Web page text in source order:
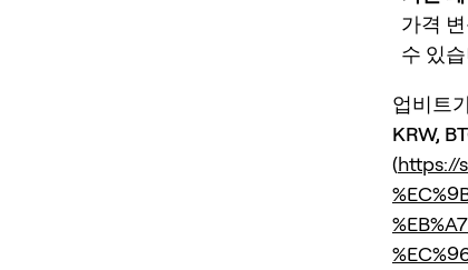
가격
수 있
업비트
KRW,
(